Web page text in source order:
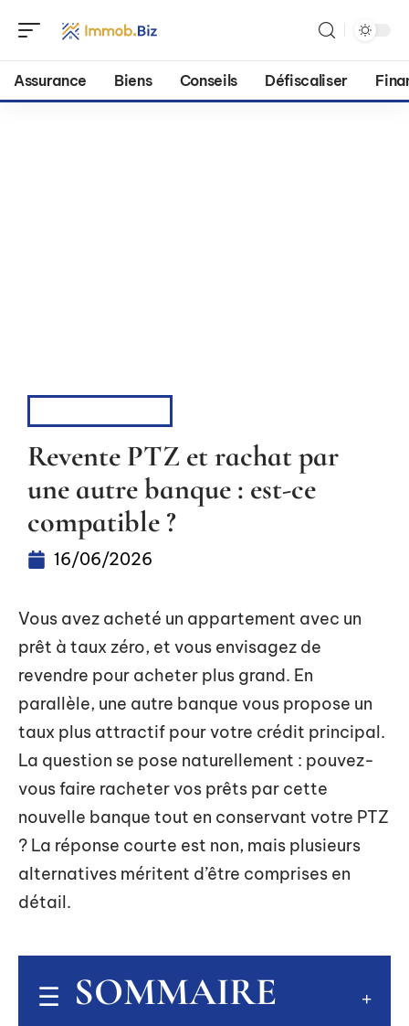
Assurance Biens Conseils Défiscaliser
Revente PTZ et rachat par
une autre banque : est-ce
compatible ?
16/06/2026
Vous avez acheté un appartement avec un
prêt à taux zéro, et vous envisagez de
revendre pour acheter plus grand. En
parallèle, une autre banque vous propose un
taux plus attractif pour votre crédit principal.
La question se pose naturellement : pouvez-
vous faire racheter vos prêts par cette
nouvelle banque tout en conservant votre PTZ
? La réponse courte est non, mais plusieurs
alternatives méritent d’être comprises en
détail.
SOMMAIRE